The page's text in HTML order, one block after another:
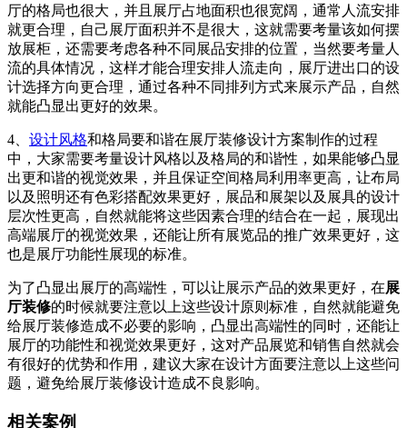
厅的格局也很大，并且展厅占地面积也很宽阔，通常人流安排
就更合理，自己展厅面积并不是很大，这就需要考量该如何摆
放展柜，还需要考虑各种不同展品安排的位置，当然要考量人
流的具体情况，这样才能合理安排人流走向，展厅进出口的设
计选择方向更合理，通过各种不同排列方式来展示产品，自然
就能凸显出更好的效果。
4、 设计风格和格局要和谐在展厅装修设计方案制作的过程
中，大家需要考量设计风格以及格局的和谐性，如果能够凸显
出更和谐的视觉效果，并且保证空间格局利用率更高，让布局
以及照明还有色彩搭配效果更好，展品和展架以及展具的设计
层次性更高，自然就能将这些因素合理的结合在一起，展现出
高端展厅的视觉效果，还能让所有展览品的推广效果更好，这
也是展厅功能性展现的标准。
为了凸显出展厅的高端性，可以让展示产品的效果更好，在展
厅装修的时候就要注意以上这些设计原则标准，自然就能避免
给展厅装修造成不必要的影响，凸显出高端性的同时，还能让
展厅的功能性和视觉效果更好，这对产品展览和销售自然就会
有很好的优势和作用，建议大家在设计方面要注意以上这些问
题，避免给展厅装修设计造成不良影响。
相关案例